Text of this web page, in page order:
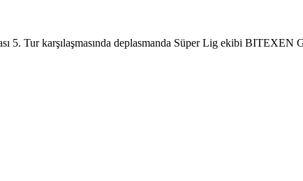
5. Tur karşılaşmasında deplasmanda Süper Lig ekibi BITEXEN